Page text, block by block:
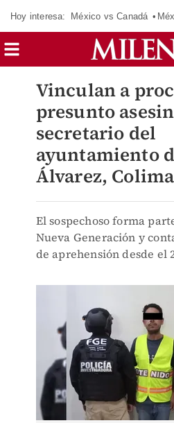
Hoy interesa: México vs Canadá
Vinculan a
presunto
secretario del
ayuntamiento
Álvarez, Colima
El sospechoso forma
Nueva Generación y
de aprehensión desde el